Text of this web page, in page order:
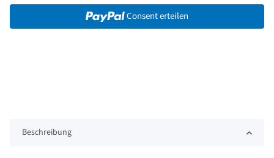
Consent erteilen
Beschreibung